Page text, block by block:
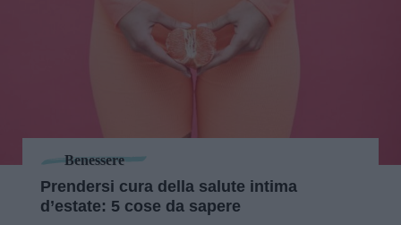
Benessere
Prendersi cura della salute intima
d’estate: 5 cose da sapere